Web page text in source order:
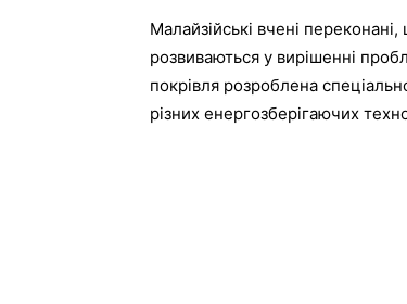
Малайзійські вчені
розвиваються у вирішенні
покрівля розроблена
різних енергозберігаючих